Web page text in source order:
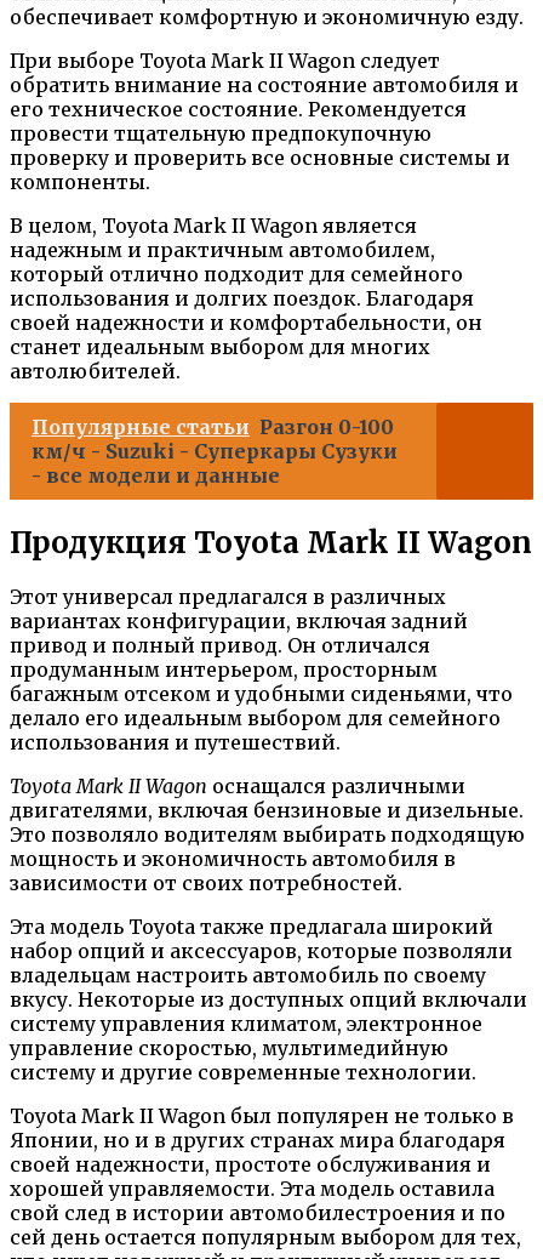
обеспечивает комфортную и экономичную езду.
При выборе Toyota Mark II Wagon следует
обратить внимание на состояние автомобиля и
его техническое состояние. Рекомендуется
провести тщательную предпокупочную
проверку и проверить все основные системы и
компоненты.
В целом, Toyota Mark II Wagon является
надежным и практичным автомобилем,
который отлично подходит для семейного
использования и долгих поездок. Благодаря
своей надежности и комфортабельности, он
станет идеальным выбором для многих
автолюбителей.
Популярные статьи Разгон 0-100
км/ч - Suzuki - Суперкары Сузуки
- все модели и данные
Продукция Toyota Mark II Wagon
Этот универсал предлагался в различных
вариантах конфигурации, включая задний
привод и полный привод. Он отличался
продуманным интерьером, просторным
багажным отсеком и удобными сиденьями, что
делало его идеальным выбором для семейного
использования и путешествий.
Toyota Mark II Wagon оснащался различными
двигателями, включая бензиновые и дизельные.
Это позволяло водителям выбирать подходящую
мощность и экономичность автомобиля в
зависимости от своих потребностей.
Эта модель Toyota также предлагала широкий
набор опций и аксессуаров, которые позволяли
владельцам настроить автомобиль по своему
вкусу. Некоторые из доступных опций включали
систему управления климатом, электронное
управление скоростью, мультимедийную
систему и другие современные технологии.
Toyota Mark II Wagon был популярен не только в
Японии, но и в других странах мира благодаря
своей надежности, простоте обслуживания и
хорошей управляемости. Эта модель оставила
свой след в истории автомобилестроения и по
сей день остается популярным выбором для тех,